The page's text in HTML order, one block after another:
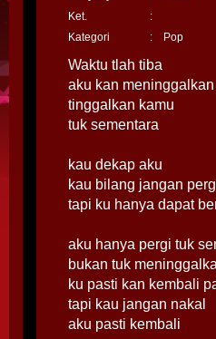
Ket.
:
Kategori
: Pop
Waktu tlah tiba
aku kan meninggalkan
tinggalkan kamu
tuk sementara
kau dekap aku
kau bilang jangan
tapi ku hanya dapat
aku hanya pergi tuk
bukan tuk
ku pasti kan kembali
tapi kau jangan nakal
aku pasti kembali